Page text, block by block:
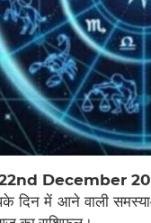
December
में आने वाली